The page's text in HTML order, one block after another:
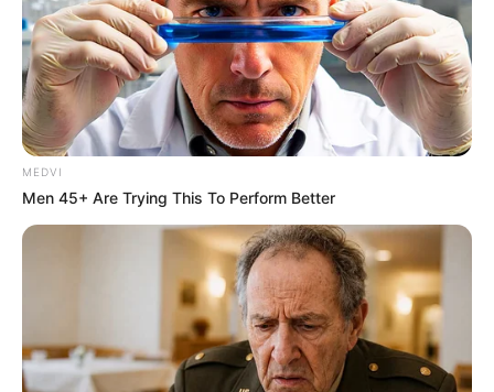
Ακολουθήστε το evianews.com στοGoogle
News
ΤΑ ΠΙΟ ΔΗΜΟΦΙΛΗ
MEDVI
Men 45+ Are Trying This To Perform Better